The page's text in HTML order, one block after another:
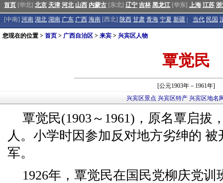
首页 [华北] 北京 天津 河北 山西 内蒙古 [东北] 辽宁 吉林 黑龙江 [华东] 上海 江苏
[中南] 河南 湖北 湖南 广东 广西 海南 [西北] 陕西 甘肃 青海 宁夏 新疆 当代 民国
您现在的位置 > 首页 > 广西自治区 > 来宾 > 兴宾区人物
覃觉民
[公元1903年－1961年]
兴宾区景点 兴宾区特产 兴宾区地名
覃觉民(1903～1961)，原名覃启拔
人。小学时因参加反对地方劣绅的
军。
1926年，覃觉民在国民党柳庆党